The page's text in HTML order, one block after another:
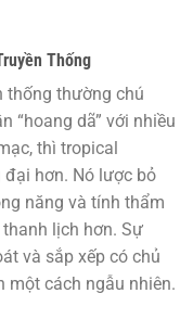
Thống
thống thường chú
“hoang dã” với nhiều
thì tropical
hơn. Nó lược bỏ
năng và tính thẩm
lịch hơn. Sự
và sắp xếp có chủ
một cách ngẫu nhiên.